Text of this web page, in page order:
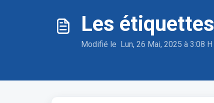
Les étiquettes
Modifié le Lun, 26 Mai, 2025 à 3:08 H